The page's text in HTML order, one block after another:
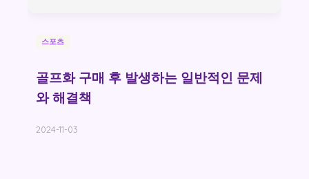
스포츠
골프화 구매 후 발생하는 일반적인 문제
와 해결책
2024-11-03